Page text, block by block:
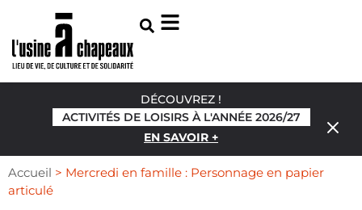
DÉCOUVREZ !
ACTIVITÉS DE LOISIRS À L'ANNÉE 2026/27
EN SAVOIR +
Accueil > Mercredi en famille : Personnage en papier
articulé